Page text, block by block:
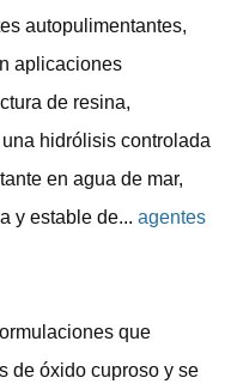
autopulimentantes,
aplicaciones
de resina,
hidrólisis controlada
en agua de mar,
y estable de... agentes
que
de óxido cuproso y se